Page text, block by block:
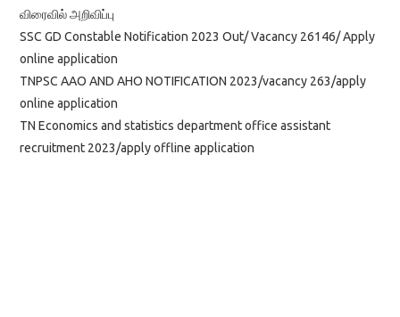
விரைவில் அறிவிப்பு
SSC GD Constable Notification 2023 Out/ Vacancy 26146/ Apply
online application
TNPSC AAO AND AHO NOTIFICATION 2023/vacancy 263/apply
online application
TN Economics and statistics department office assistant
recruitment 2023/apply offline application